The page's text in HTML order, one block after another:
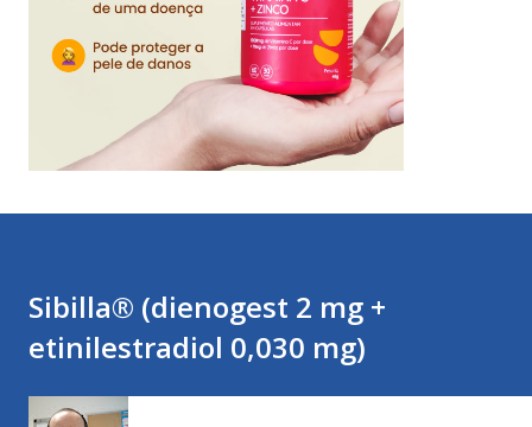
Sibilla® (dienogest 2 mg +
etinilestradiol 0,030 mg)